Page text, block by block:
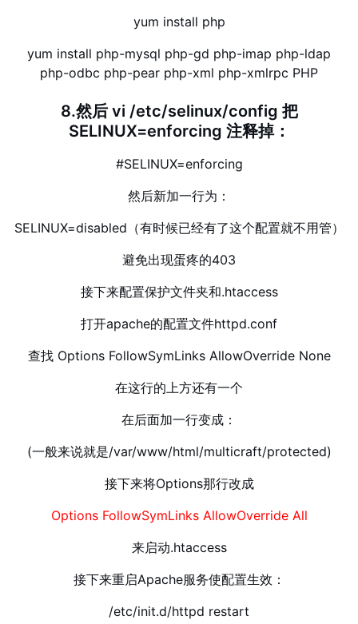
yum install php
yum install php-mysql php-gd php-imap php-ldap
php-odbc php-pear php-xml php-xmlrpc PHP
8.然后 vi /etc/selinux/config 把
SELINUX=enforcing 注释掉：
#SELINUX=enforcing
然后新加一行为：
SELINUX=disabled（有时候已经有了这个配置就不用管）
避免出现蛋疼的403
接下来配置保护文件夹和.htaccess
打开apache的配置文件httpd.conf
查找 Options FollowSymLinks AllowOverride None
在这行的上方还有一个
在后面加一行变成：
(一般来说就是/var/www/html/multicraft/protected)
接下来将Options那行改成
Options FollowSymLinks AllowOverride All
来启动.htaccess
接下来重启Apache服务使配置生效：
/etc/init.d/httpd restart